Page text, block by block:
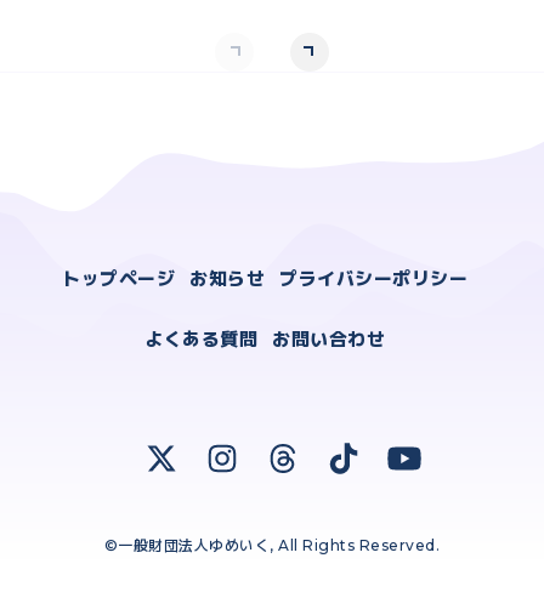
トップページ お知らせ プライバシーポリシー
よくある質問 お問い合わせ
©一般財団法人ゆめいく, All Rights Reserved.